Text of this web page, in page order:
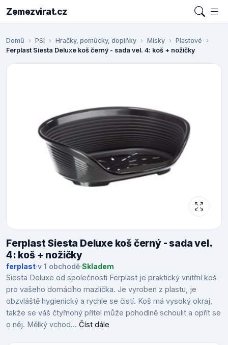
Zemezvirat.cz
Domů PSI Hračky, pomůcky, doplňky Misky
Plastové
Ferplast Siesta Deluxe koš černý - sada vel. 4: koš + nožičky
Ferplast Siesta Deluxe koš černý - sada vel.
4: koš + nožičky
ferplast·v 1 obchodě·Skladem
Siesta Deluxe od společnosti Ferplast je praktický vnitřní koš
pro vašeho domácího mazlíčka. Je vyroben z plastu, je
obzvláště hygienický a rychle se čistí. Koš má vysoký okraj,
takže se váš čtyřnohý přítel může pohodlně schoulit a opřít se
o něj. Mělký vchod... Číst dále